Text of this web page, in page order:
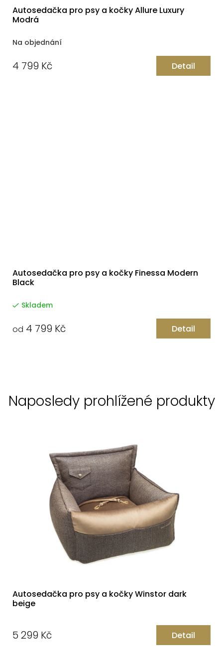
Autosedačka pro psy a kočky Allure Luxury
Modrá
Na objednání
4 799 Kč Detail
Autosedačka pro psy a kočky Finessa Modern
Black
Skladem
od 4 799 Kč Detail
Naposledy prohlížené produkty
Autosedačka pro psy a kočky Winstor dark
beige
5 299 Kč Detail